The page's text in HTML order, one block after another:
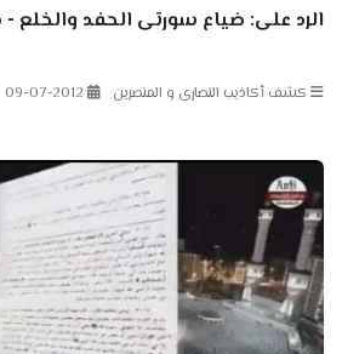
الرد على: ضياع سورتى الحفد
كشف أكاذيب النصارى و المنصرين 09-07-2012